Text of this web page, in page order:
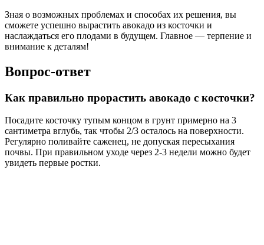
Зная о возможных проблемах и способах их решения, вы
сможете успешно вырастить авокадо из косточки и
наслаждаться его плодами в будущем. Главное — терпение и
внимание к деталям!
Вопрос-ответ
Как правильно прорастить авокадо с косточки?
Посадите косточку тупым концом в грунт примерно на 3
сантиметра вглубь, так чтобы 2/3 осталось на поверхности.
Регулярно поливайте саженец, не допуская пересыхания
почвы. При правильном уходе через 2-3 недели можно будет
увидеть первые ростки.